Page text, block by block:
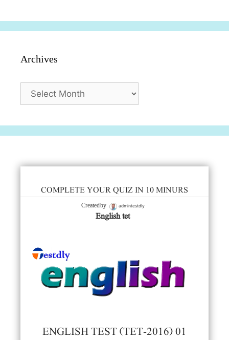
Archives
COMPLETE YOUR QUIZ IN 10 MINURS
Created by admintestdly
English tet
ENGLISH TEST (TET-2016) 01